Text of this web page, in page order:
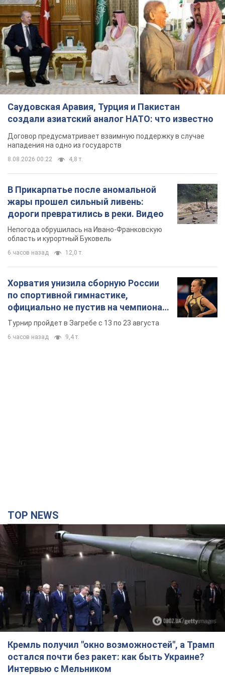
Саудовская Аравия, Турция и Пакистан
создали азиатский аналог НАТО: что известно
Договор предусматривает взаимную поддержку в случае
нападения на одно из государств
8.08.2026 00:22 4,8 т.
В Прикарпатье после аномальной
жары прошел сильный ливень:
дороги превратились в реки. Видео
Непогода обрушилась на Ивано-Франковскую
область и курортный Буковель
6 часов назад 12,0 т.
Хорватия унизила сборную России
по спортивной гимнастике,
официально не пустив на чемпионат
Европы основных спортсменов
Турнир пройдет в Загребе с 13 по 23 августа
6 часов назад 9,4 т.
TOP NEWS
Кремль получил "окно возможностей", а Трамп
остался почти без ракет: как быть Украине?
Интервью с Мельником